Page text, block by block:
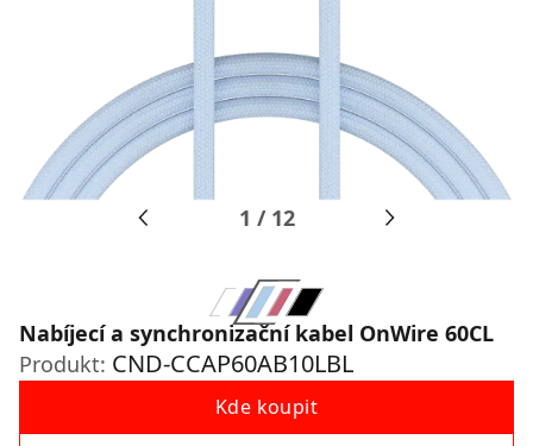
1 / 12
Nabíjecí a synchronizační kabel OnWire 60CL
Produkt: CND-CCAP60AB10LBL
Kde koupit